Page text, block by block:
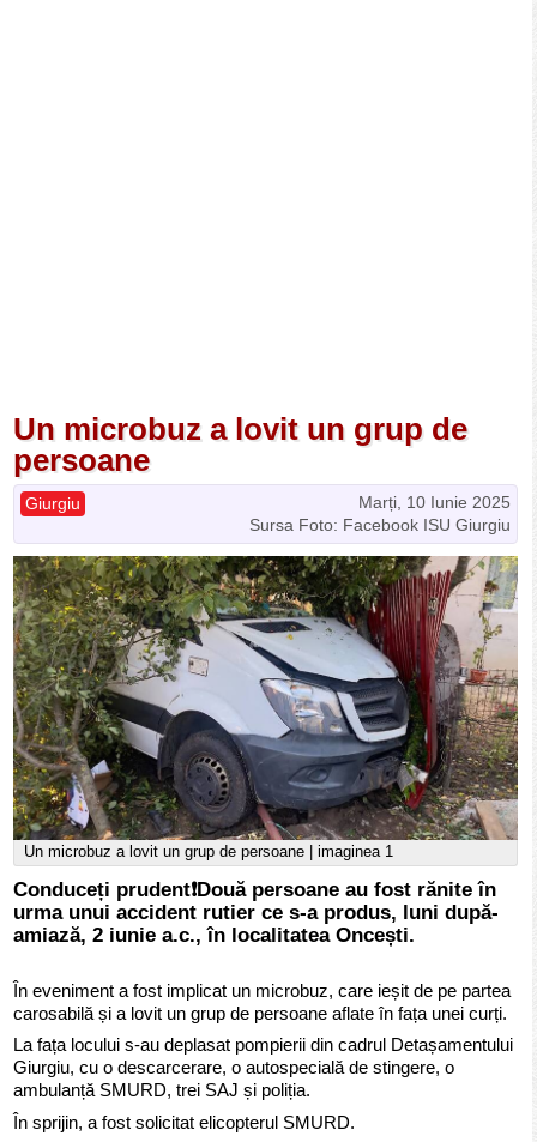
Un microbuz a lovit un grup de
persoane
Marți, 10 Iunie 2025
Giurgiu
Sursa Foto: Facebook ISU Giurgiu
Un microbuz a lovit un grup de persoane | imaginea 1
Conduceți prudent❗️Două persoane au fost rănite în
urma unui accident rutier ce s-a produs, luni după-
amiază, 2 iunie a.c., în localitatea Oncești.
În eveniment a fost implicat un microbuz, care ieșit de pe partea
carosabilă și a lovit un grup de persoane aflate în fața unei curți.
La fața locului s-au deplasat pompierii din cadrul Detașamentului
Giurgiu, cu o descarcerare, o autospecială de stingere, o
ambulanță SMURD, trei SAJ și poliția.
În sprijin, a fost solicitat elicopterul SMURD.